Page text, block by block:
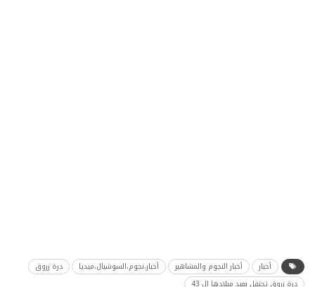
أخبار أخبار النجوم والمشاهير أخبار،نجوم،السوشيال،ميديا
درة زروق
درة زروق تحتفل بعيد ميلادها ال 43